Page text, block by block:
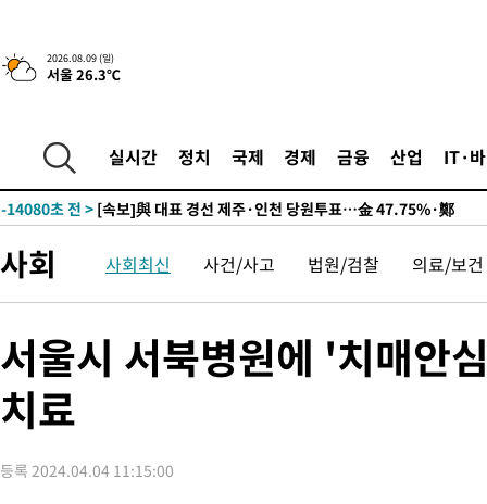
2026.08.09 (일)
서울 26.3℃
실시간 정치 국제 경제 금융 산업 IT·
10시간 전 >[속보]뉴욕증시 상승 마감…S&P 0.6% 나스닥 1.3%↑
한민수·김용 순
-14798초 전 >
[속보]김민석, 與 전대 당원투표 누적 득표율 45.42%로 1위…
청래 44.56%
-14080초 전 >[속보]與 대표 경선 제주·인천 당원투표…金 47.75%·鄭
42.08%·宋 10.17%
-13614초 전 >이강인 "아틀레티코 이적 기뻐…등번호 7번 의미보단 팀 위해
것"
-13549초 전 >
[속보]與 당대표 경선, 제주·인천 권리당원 투표 김민석 승리
-7323초 전 >
레티코 이적"
-6375초 전 > 수도권 40도 육박 '펄펄'…동해안 일부 지역엔 호의주의보
-5344초 전 >
온열질환 사망자 3명 늘어…누적 환자 3000명 돌파
11분 전 >강릉에 시간당 81.4㎜ 물폭탄…도로 잠기고 담벼락 붕괴
1시간 전 > 선재도서 해루질 나섰다 실종 60대, 닷새 만에 숨진 채 발견
사회 사회최신 사건/사고 법원/검찰 의료/보건
서울시 서북병원에 '치매안
치료
등록 2024.04.04 11:15:00